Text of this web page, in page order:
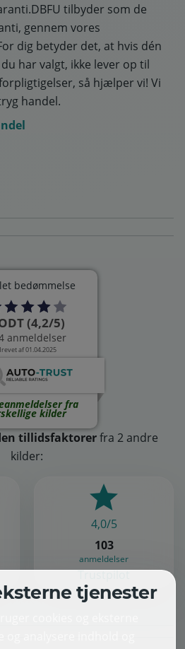
tilbyder som de
gennem vores
dig betyder det, at hvis dén
har valgt, ikke lever op til
så hjælper vi! Vi
handel.
bedømmelse
(4,2/5)
anmeldelser
af 01.04.2025
fra
kilder
tillidsfaktorerfra 2 andre
kilder:
4,0/5
103
anmeldelser
Trustpilot
tjenester